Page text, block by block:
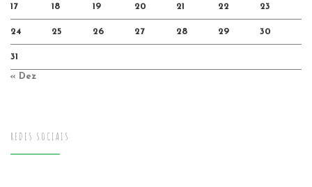
17 18 19 20 21 22 23
24 25 26 27 28 29 30
31
« Dez
REDES SOCIAIS